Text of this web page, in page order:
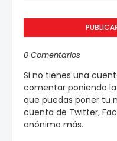
0 Comentarios
Si no tienes una
comentar poniendo
que puedas poner tu
cuenta de Twitter,
anónimo más.